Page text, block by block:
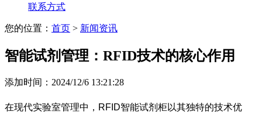
联系方式
您的位置： 首页 > 新闻资讯
智能试剂管理：RFID技术的核心作用
添加时间：2024/12/6 13:21:28
在现代实验室管理中，RFID智能试剂柜以其独特的技术优